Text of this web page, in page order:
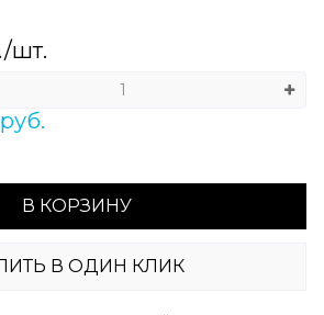
шт.
В КОРЗИНУ
В ОДИН КЛИК